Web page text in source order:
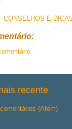
CONSELHOS E
recente
(Atom)